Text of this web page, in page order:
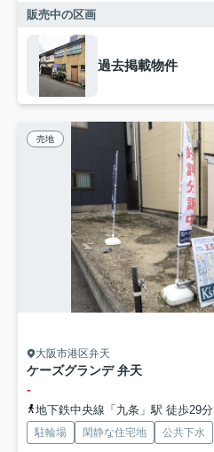
販売中の区画
過去掲載物件
売地
大阪市港区弁天
ケーズグランデ 弁天
-
地下鉄中央線「九条」駅 徒歩29分
駐輪場 閑静な住宅地 公共下水